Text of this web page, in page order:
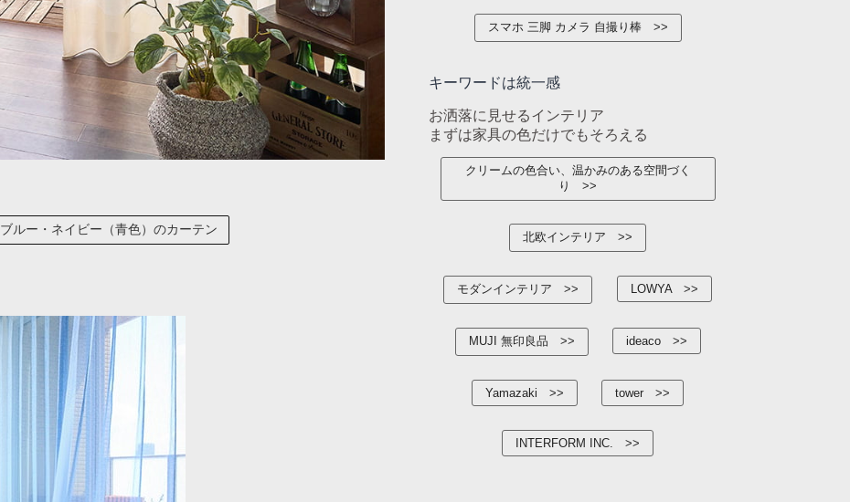
ブルー・ネイビー（青色）のカーテン
スマホ 三脚 カメラ 自撮り棒
キーワードは統一感
お洒落に見せるインテリア
まずは家具の色だけでもそろえる
クリームの色合い、温かみのある空間づく
り
北欧インテリア
モダンインテリア LOWYA
MUJI 無印良品 ideaco
Yamazaki tower
INTERFORM INC.